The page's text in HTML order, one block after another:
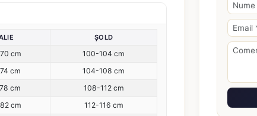
ȘOLD
cm
100-104 cm
cm
104-108 cm
cm
108-112 cm
cm
112-116 cm